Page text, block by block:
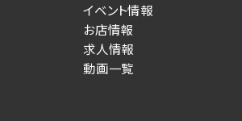
イベント情報
お店情報
求人情報
動画一覧